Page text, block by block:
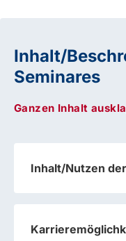
Inhalt/
Seminares
Ganzen Inhalt
Inhalt/Nutzen